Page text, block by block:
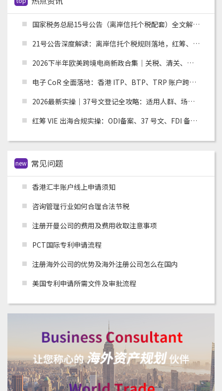
国家税务总局15号公告（离岸信托个税配套）全文解读：申报主体、时间节点、追溯资料与跨境架构整改
21号公告深度解读：离岸信托个税规则落地，红筹、高净值架构迎来重大合规变革
2026下半年欧美跨境电商新政合集｜关税、清关、环保合规全面收紧，卖家如何应对？
电子 CoR 全面落地：香港 ITP、BTP、TRP 账户跨境税务合规实操指南
2026最新实操｜37号文登记全攻略：适用人群、场景、流程及材料清单
红筹 VIE 出海合规实操：ODI备案、37 号文、FDI 备案适用场景全解析
new 常见问题
香港汇丰账户线上申请须知
咨询管理行业如何合理合法节税
注册开曼公司的费用及费用收取注意事项
PCT国际专利申请流程
注册海外公司的优势及海外注册公司怎么在国内
美国专利申请所需文件及审批流程